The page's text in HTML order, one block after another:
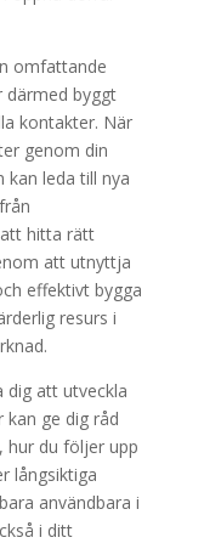
omfattande
därmed byggt
kontakter. När
genom din
leda till nya
hitta rätt
att utnyttja
effektivt bygga
resurs i
dig att utveckla
ge dig råd
hur du följer upp
långsiktiga
användbara i
i ditt